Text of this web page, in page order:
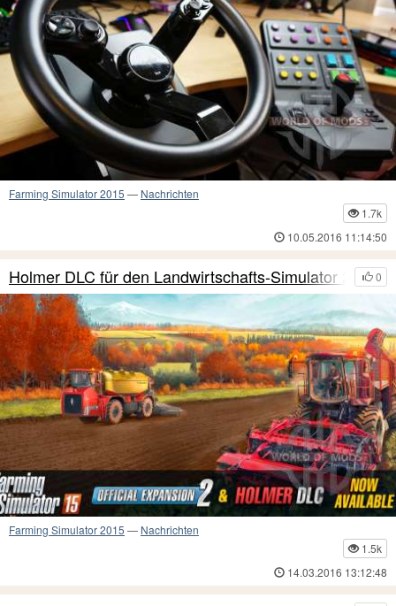
Farming Simulator 2015 — Nachrichten
1.7k
10.05.2016 11:14:50
0
Holmer DLC für den Landwirtschafts-Simulator 201
Farming Simulator 2015 — Nachrichten
1.5k
14.03.2016 13:12:48